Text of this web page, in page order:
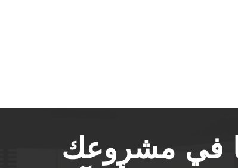
في مشروعك